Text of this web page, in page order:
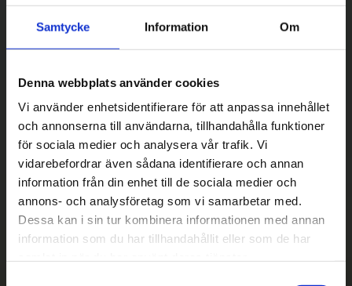
Samtycke Information Om
Denna webbplats använder cookies
Vi använder enhetsidentifierare för att anpassa innehållet
och annonserna till användarna, tillhandahålla funktioner
för sociala medier och analysera vår trafik. Vi
vidarebefordrar även sådana identifierare och annan
information från din enhet till de sociala medier och
annons- och analysföretag som vi samarbetar med.
Dessa kan i sin tur kombinera informationen med annan
information som du har tillhandahållit eller som de har
Betala säkert
|| Välj ||
Snabba leveranser
||
Eller ||
Hämta på lagret med/utan montering